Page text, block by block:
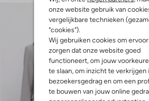
onze website gebruik van
vergelijkbare technieken
"cookies").
Wij gebruiken cookies om
zorgen dat onze website goed
functioneert, om jouw
te slaan, om inzicht te verkrijgen
bezoekersgedrag en om een
te bouwen van jouw online